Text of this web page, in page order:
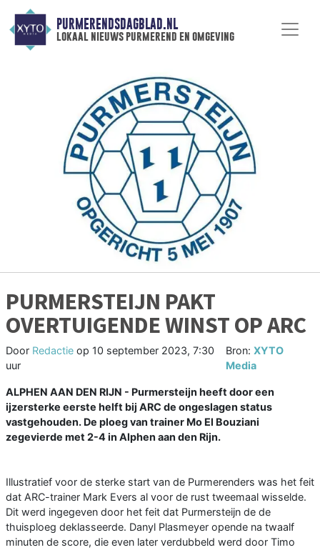
PURMERENDSDAGBLAD.NL
lokaal nieuws purmerend en omgeving
PURMERSTEIJN PAKT
OVERTUIGENDE WINST OP ARC
Door Redactie op 10 september 2023, 7:30
uur
Bron:XYTO
Media
ALPHEN AAN DEN RIJN - Purmersteijn heeft door een
ijzersterke eerste helft bij ARC de ongeslagen status
vastgehouden. De ploeg van trainer Mo El Bouziani
zegevierde met 2-4 in Alphen aan den Rijn.
Illustratief voor de sterke start van de Purmerenders was het feit
dat ARC-trainer Mark Evers al voor de rust tweemaal wisselde.
Dit werd ingegeven door het feit dat Purmersteijn de de
thuisploeg deklasseerde. Danyl Plasmeyer opende na twaalf
minuten de score, die even later verdubbeld werd door Timo